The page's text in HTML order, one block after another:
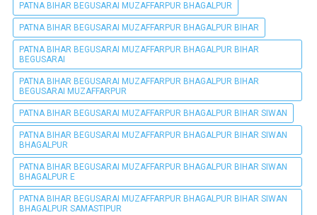
PATNA BIHAR BEGUSARAI MUZAFFARPUR BHAGALPUR
PATNA BIHAR BEGUSARAI MUZAFFARPUR BHAGALPUR BIHAR
PATNA BIHAR BEGUSARAI MUZAFFARPUR BHAGALPUR BIHAR
BEGUSARAI
PATNA BIHAR BEGUSARAI MUZAFFARPUR BHAGALPUR BIHAR
BEGUSARAI MUZAFFARPUR
PATNA BIHAR BEGUSARAI MUZAFFARPUR BHAGALPUR BIHAR SIWAN
PATNA BIHAR BEGUSARAI MUZAFFARPUR BHAGALPUR BIHAR SIWAN
BHAGALPUR
PATNA BIHAR BEGUSARAI MUZAFFARPUR BHAGALPUR BIHAR SIWAN
BHAGALPUR E
PATNA BIHAR BEGUSARAI MUZAFFARPUR BHAGALPUR BIHAR SIWAN
BHAGALPUR SAMASTIPUR